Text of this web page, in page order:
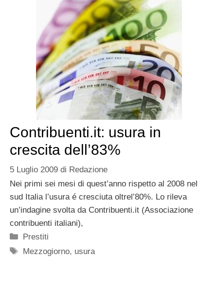
Contribuenti.it: usura in
crescita dell’83%
5 Luglio 2009 di Redazione
Nei primi sei mesi di quest’anno rispetto al 2008 nel
sud Italia l’usura é cresciuta oltrel’80%. Lo rileva
un’indagine svolta da Contribuenti.it (Associazione
contribuenti italiani),
Categorie
Prestiti
Tag
Mezzogiorno, usura